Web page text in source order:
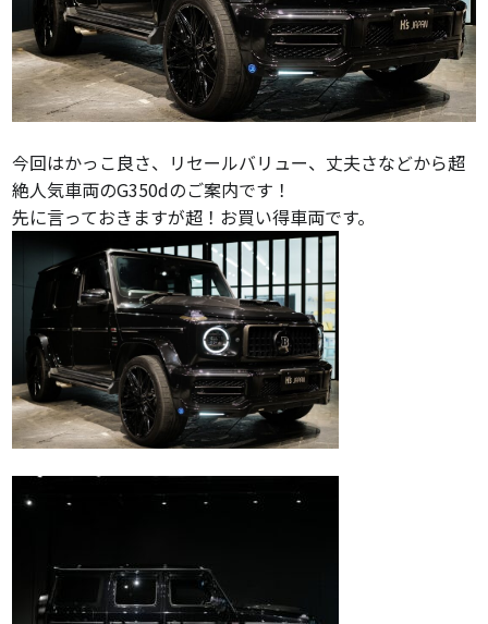
今回はかっこ良さ、リセールバリュー、丈夫さなどから超
絶人気車両のG350dのご案内です！
先に言っておきますが超！お買い得車両です。